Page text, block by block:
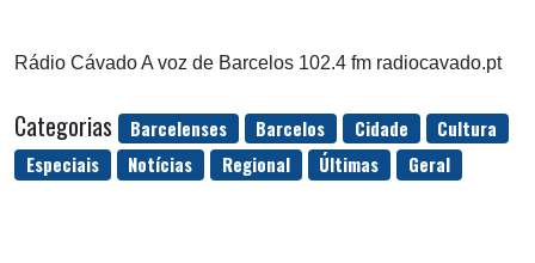
Rádio Cávado A voz de Barcelos 102.4 fm radiocavado.pt
Categorias Barcelenses Barcelos Cidade
Cultura
Especiais
Notícias Regional Últimas Geral